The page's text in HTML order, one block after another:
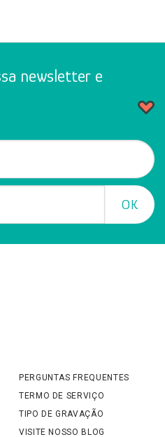
newsletter e
PERGUNTAS FREQUENTES
TERMO DE SERVIÇO
TIPO DE GRAVAÇÃO
VISITE NOSSO BLOG